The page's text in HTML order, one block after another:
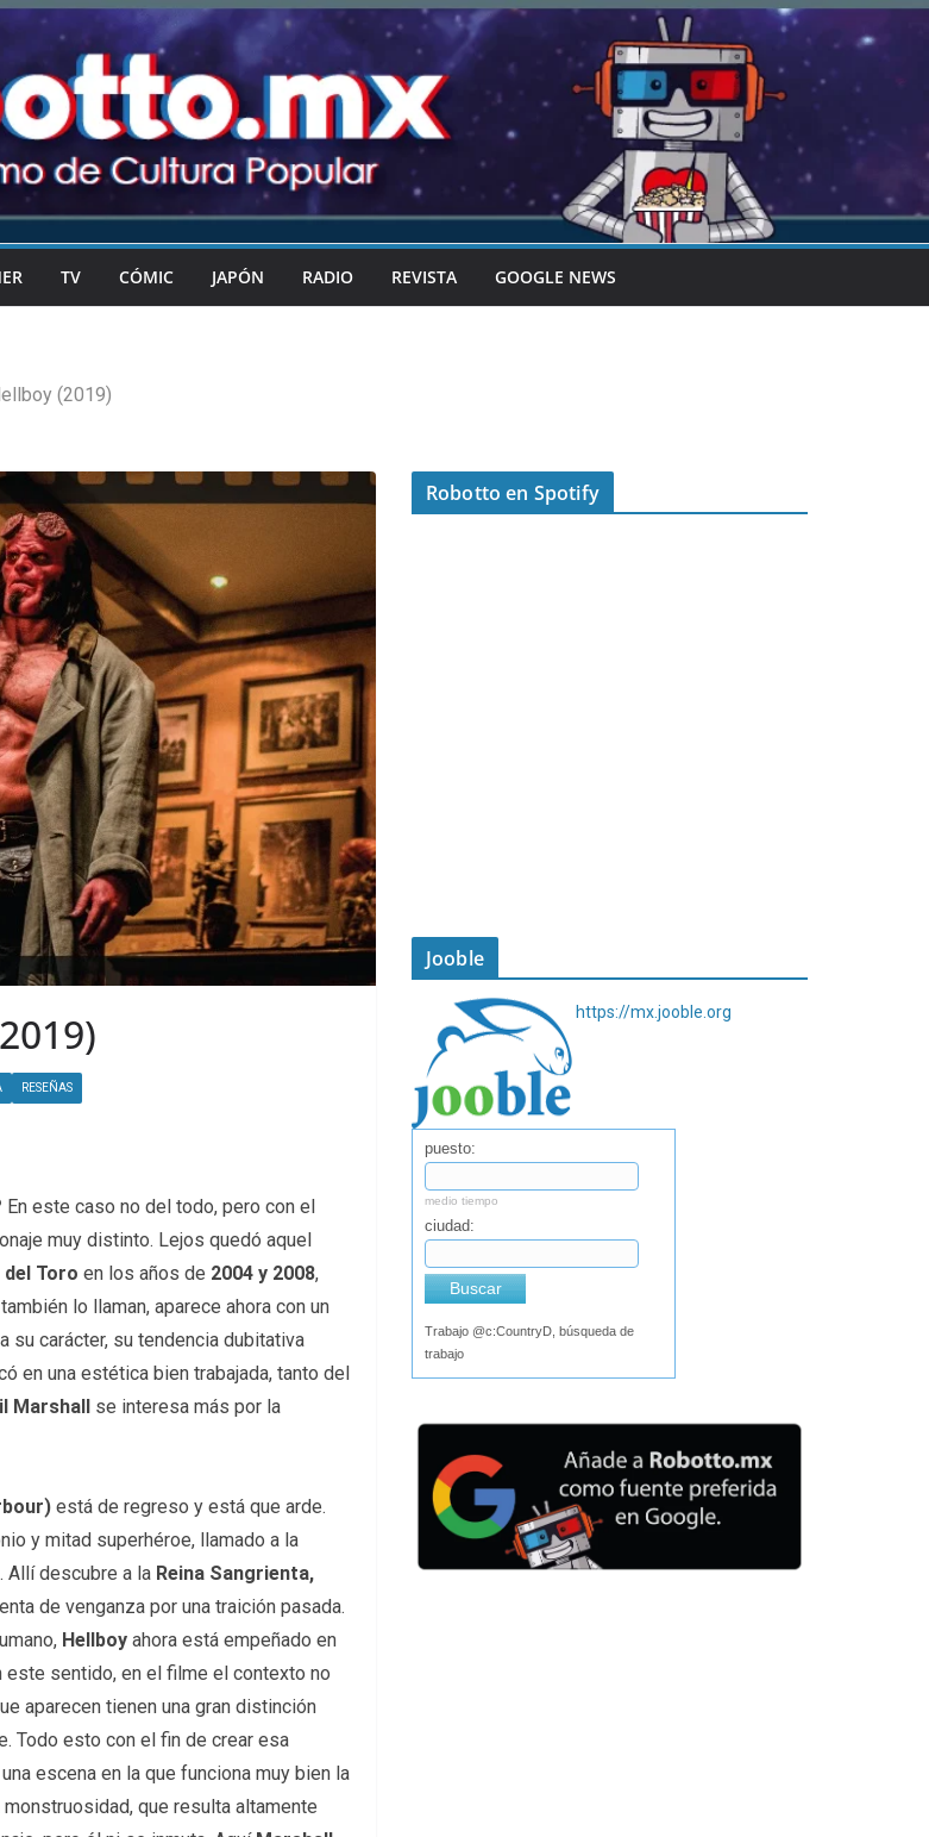
TV CÓMIC JAPÓN RADIO REVISTA GOOGLE NEWS
(2019)
RESEÑAS
En este caso no del todo, pero con el
muy distinto. Lejos quedó aquel
del Toro en los años de 2004 y 2008,
lo llaman, aparece ahora con un
su carácter, su tendencia dubitativa
en una estética bien trabajada, tanto del
Marshall
se interesa más por la
está de regreso y está que arde.
y mitad superhéroe, llamado a la
Allí descubre a la Reina Sangrienta,
de venganza por una traición pasada.
Hellboy ahora está empeñado en
este sentido, en el filme el contexto no
aparecen tienen una gran distinción
Todo esto con el fin de crear esa
escena en la que funciona muy bien la
que resulta altamente
Robotto en Spotify
Jooble
https://mx.jooble.org
puesto:
medio tiempo
ciudad:
Buscar
Trabajo @c:CountryD, búsqueda de
trabajo